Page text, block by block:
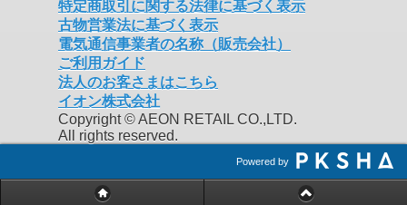
特定商取引に関する法律に基づく表示
古物営業法に基づく表示
電気通信事業者の名称（販売会社）
ご利用ガイド
法人のお客さまはこちら
イオン株式会社
Copyright © AEON RETAIL CO.,LTD.
All rights reserved.
Powered by